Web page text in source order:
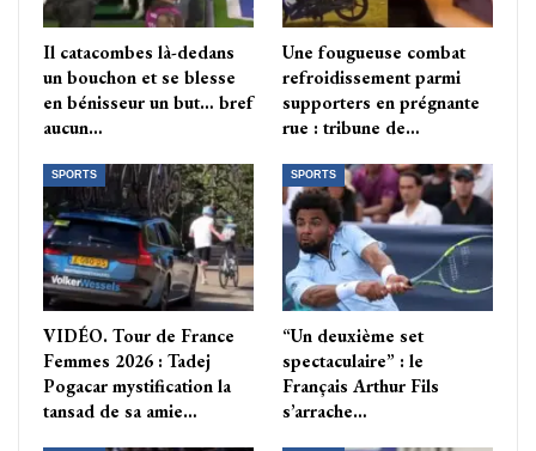
Il catacombes là-dedans
un bouchon et se blesse
en bénisseur un but… bref
aucun…
Une fougueuse combat
refroidissement parmi
supporters en prégnante
rue : tribune de…
SPORTS
VIDÉO. Tour de France
Femmes 2026 : Tadej
Pogacar mystification la
tansad de sa amie…
SPORTS
“Un deuxième set
spectaculaire” : le
Français Arthur Fils
s’arrache…